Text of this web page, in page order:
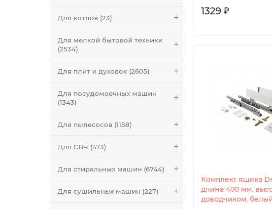
Для котлов (23)
Для мелкой бытовой техники
(2534)
Для плит и духовок (2605)
Для посудомоечных машин
(1343)
Для пылесосов (1158)
Для СВЧ (473)
Для стиральных машин (6744)
Для сушильных машин (227)
1329 ₽
Комплект ящика
длина 400 мм.
доводчиком.